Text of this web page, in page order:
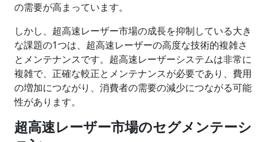
の需要が高まっています。
しかし、超高速レーザー市場の成長を抑制している大き
な課題の1つは、超高速レーザーの高度な技術的複雑さ
とメンテナンスです。超高速レーザーシステムは非常に
複雑で、正確な較正とメンテナンスが必要であり、費用
の増加につながり、消費者の需要の減少につながる可能
性があります。
超高速レーザー市場のセグメンテーシ